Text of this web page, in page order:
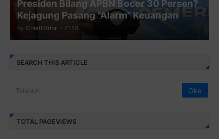
Presiden Bilang APBN Bocor 30 Persen?
Kejagung Pasang “Alarm” Keuangan
by ChiefEditor - 21.53
SEARCH THIS ARTICLE
TOTAL PAGEVIEWS